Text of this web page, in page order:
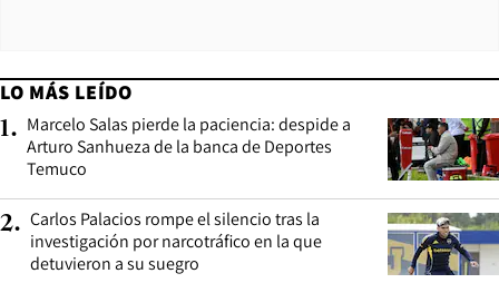
LO MÁS LEÍDO
1. Marcelo Salas pierde la paciencia: despide a
Arturo Sanhueza de la banca de Deportes
Temuco
2. Carlos Palacios rompe el silencio tras la
investigación por narcotráfico en la que
detuvieron a su suegro